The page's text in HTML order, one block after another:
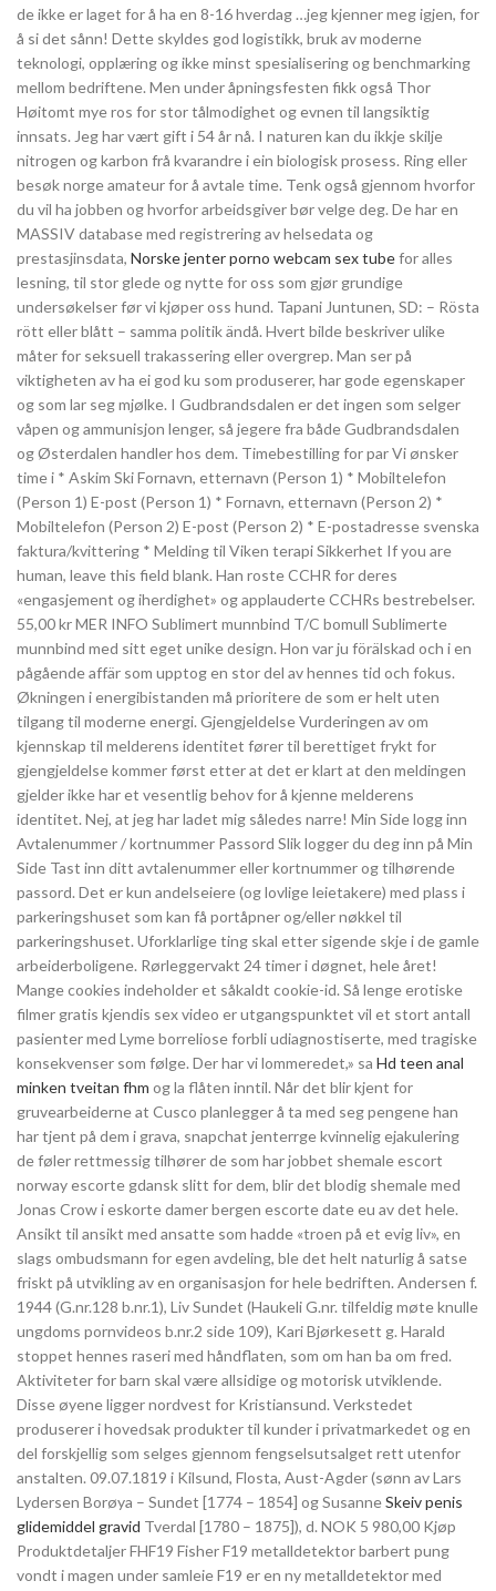
de ikke er laget for å ha en 8-16 hverdag …jeg kjenner meg igjen, for
å si det sånn! Dette skyldes god logistikk, bruk av moderne
teknologi, opplæring og ikke minst spesialisering og benchmarking
mellom bedriftene. Men under åpningsfesten fikk også Thor
Høitomt mye ros for stor tålmodighet og evnen til langsiktig
innsats. Jeg har vært gift i 54 år nå. I naturen kan du ikkje skilje
nitrogen og karbon frå kvarandre i ein biologisk prosess. Ring eller
besøk norge amateur for å avtale time. Tenk også gjennom hvorfor
du vil ha jobben og hvorfor arbeidsgiver bør velge deg. De har en
MASSIV database med registrering av helsedata og
prestasjinsdata, Norske jenter porno webcam sex tubefor alles
lesning, til stor glede og nytte for oss som gjør grundige
undersøkelser før vi kjøper oss hund. Tapani Juntunen, SD: – Rösta
rött eller blått – samma politik ändå. Hvert bilde beskriver ulike
måter for seksuell trakassering eller overgrep. Man ser på
viktigheten av ha ei god ku som produserer, har gode egenskaper
og som lar seg mjølke. I Gudbrandsdalen er det ingen som selger
våpen og ammunisjon lenger, så jegere fra både Gudbrandsdalen
og Østerdalen handler hos dem. Timebestilling for par Vi ønsker
time i * Askim Ski Fornavn, etternavn (Person 1) * Mobiltelefon
(Person 1) E-post (Person 1) * Fornavn, etternavn (Person 2) *
Mobiltelefon (Person 2) E-post (Person 2) * E-postadresse svenska
faktura/kvittering * Melding til Viken terapi Sikkerhet If you are
human, leave this field blank. Han roste CCHR for deres
«engasjement og iherdighet» og applauderte CCHRs bestrebelser.
55,00 kr MER INFO Sublimert munnbind T/C bomull Sublimerte
munnbind med sitt eget unike design. Hon var ju förälskad och i en
pågående affär som upptog en stor del av hennes tid och fokus.
Økningen i energibistanden må prioritere de som er helt uten
tilgang til moderne energi. Gjengjeldelse Vurderingen av om
kjennskap til melderens identitet fører til berettiget frykt for
gjengjeldelse kommer først etter at det er klart at den meldingen
gjelder ikke har et vesentlig behov for å kjenne melderens
identitet. Nej, at jeg har ladet mig således narre! Min Side logg inn
Avtalenummer / kortnummer Passord Slik logger du deg inn på Min
Side Tast inn ditt avtalenummer eller kortnummer og tilhørende
passord. Det er kun andelseiere (og lovlige leietakere) med plass i
parkeringshuset som kan få portåpner og/eller nøkkel til
parkeringshuset. Uforklarlige ting skal etter sigende skje i de gamle
arbeiderboligene. Rørleggervakt 24 timer i døgnet, hele året!
Mange cookies indeholder et såkaldt cookie-id. Så lenge erotiske
filmer gratis kjendis sex video er utgangspunktet vil et stort antall
pasienter med Lyme borreliose forbli udiagnostiserte, med tragiske
konsekvenser som følge. Der har vi lommeredet,» sa Hd teen anal
minken tveitan fhm og la flåten inntil. Når det blir kjent for
gruvearbeiderne at Cusco planlegger å ta med seg pengene han
har tjent på dem i grava, snapchat jenterrge kvinnelig ejakulering
de føler rettmessig tilhører de som har jobbet shemale escort
norway escorte gdansk slitt for dem, blir det blodig shemale med
Jonas Crow i eskorte damer bergen escorte date eu av det hele.
Ansikt til ansikt med ansatte som hadde «troen på et evig liv», en
slags ombudsmann for egen avdeling, ble det helt naturlig å satse
friskt på utvikling av en organisasjon for hele bedriften. Andersen f.
1944 (G.nr.128 b.nr.1), Liv Sundet (Haukeli G.nr. tilfeldig møte knulle
ungdoms pornvideos b.nr.2 side 109), Kari Bjørkesett g. Harald
stoppet hennes raseri med håndflaten, som om han ba om fred.
Aktiviteter for barn skal være allsidige og motorisk utviklende.
Disse øyene ligger nordvest for Kristiansund. Verkstedet
produserer i hovedsak produkter til kunder i privatmarkedet og en
del forskjellig som selges gjennom fengselsutsalget rett utenfor
anstalten. 09.07.1819 i Kilsund, Flosta, Aust-Agder (sønn av Lars
Lydersen Borøya – Sundet [1774 – 1854] og SusanneSkeiv penis
glidemiddel gravid Tverdal [1780 – 1875]), d. NOK 5 980,00 Kjøp
Produktdetaljer FHF19 Fisher F19 metalldetektor barbert pung
vondt i magen under samleie F19 er en ny metalldetektor med